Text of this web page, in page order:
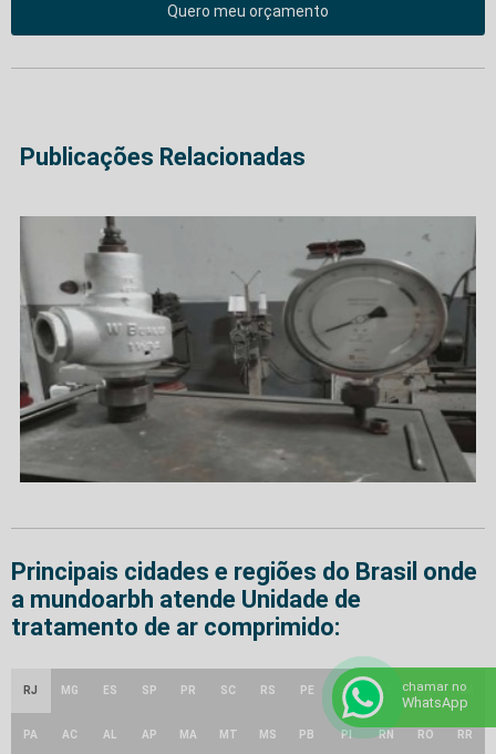
Quero meu orçamento
Publicações Relacionadas
Principais cidades e regiões do Brasil onde
a mundoarbh atende Unidade de
tratamento de ar comprimido:
RJ MG ES SP PR SC RS PE BA CE
GO e
DF
AM
PA AC AL AP MA MT MS PB PI RN RO RR
chamar no
WhatsApp